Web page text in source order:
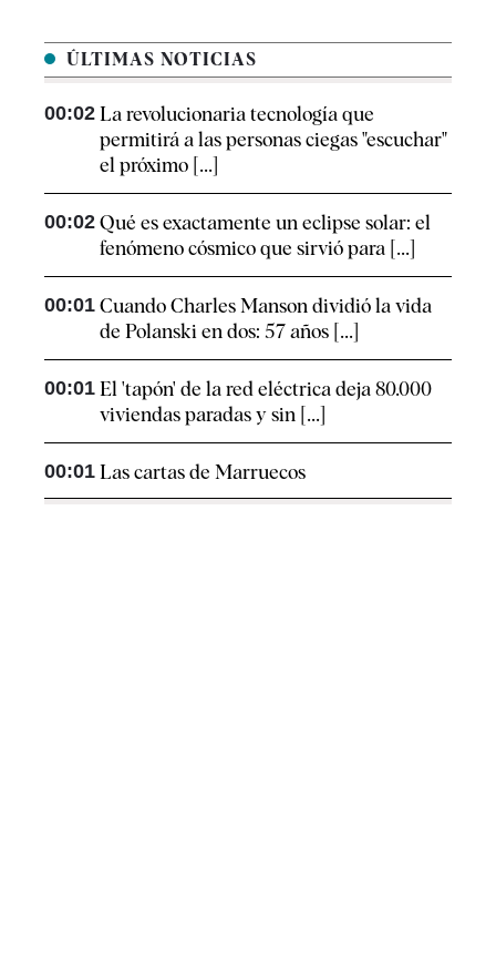
ÚLTIMAS NOTICIAS
00:02 La revolucionaria tecnología que
permitirá a las personas ciegas "escuchar"
el próximo [...]
00:02 Qué es exactamente un eclipse solar: el
fenómeno cósmico que sirvió para [...]
00:01 Cuando Charles Manson dividió la vida
de Polanski en dos: 57 años [...]
00:01 El 'tapón' de la red eléctrica deja 80.000
viviendas paradas y sin [...]
00:01 Las cartas de Marruecos